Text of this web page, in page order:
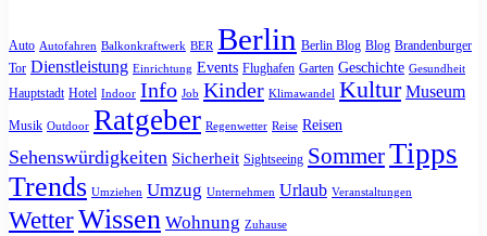
Auto Autofahren Balkonkraftwerk BER Berlin Berlin Blog Blog Brandenburger
Tor Dienstleistung Einrichtung Events Flughafen Garten Geschichte Gesundheit
Hauptstadt Hotel Indoor Info Job Kinder Klimawandel Kultur Museum
Musik Outdoor Ratgeber Regenwetter Reise Reisen
Sehenswürdigkeiten Sicherheit Sightseeing SommerTipps
Trends Umziehen Umzug Unternehmen Urlaub Veranstaltungen
WetterWissen Wohnung Zuhause